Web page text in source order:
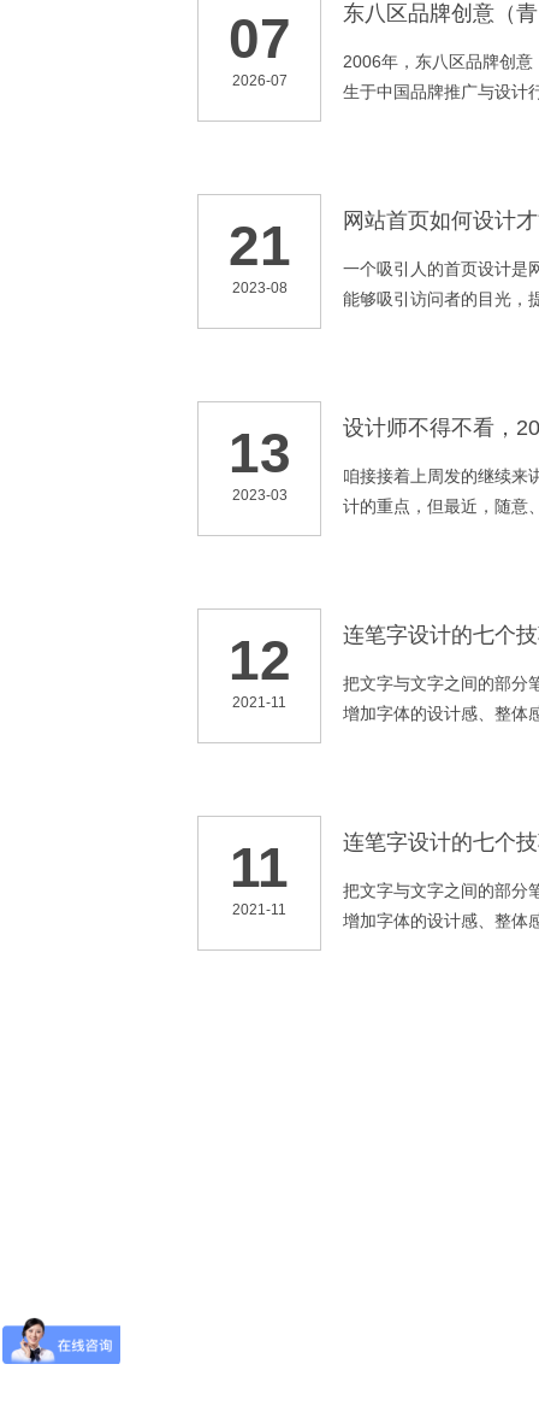
07
2026-07
东八区品牌创意（
2006年，东八区品牌创
生于中国品牌推广与设计
21
2023-08
网站首页如何设计
一个吸引人的首页设计是
能够吸引访问者的目光，
13
2023-03
设计师不得不看，
咱接接着上周发的继续来
计的重点，但最近，随意
风格的事物就会更加讨喜
12
2021-11
连笔字设计的七个
把文字与文字之间的部分
增加字体的设计感、整体
11
2021-11
连笔字设计的七个
把文字与文字之间的部分
增加字体的设计感、整体